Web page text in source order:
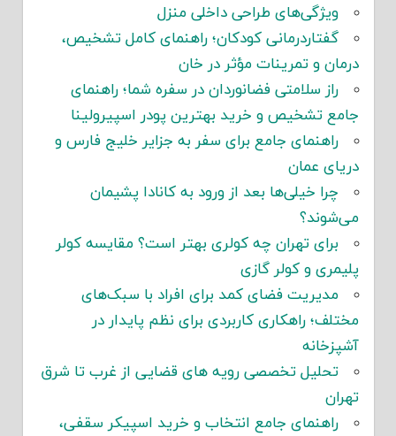
ویژگی‌های طراحی داخلی منزل
گفتاردرمانی کودکان؛ راهنمای کامل تشخیص،
درمان و تمرینات مؤثر در خان
راز سلامتی فضانوردان در سفره شما؛ راهنمای
جامع تشخیص و خرید بهترین پودر اسپیرولینا
راهنمای جامع برای سفر به جزایر خلیج فارس و
دریای عمان
چرا خیلی‌ها بعد از ورود به کانادا پشیمان
می‌شوند؟
برای تهران چه کولری بهتر است؟ مقایسه کولر
پلیمری و کولر گازی
مدیریت فضای کمد برای افراد با سبک‌های
مختلف؛ راهکاری کاربردی برای نظم پایدار در
آشپزخانه
تحلیل تخصصی رویه های قضایی از غرب تا شرق
تهران
راهنمای جامع انتخاب و خرید اسپیکر سقفی،